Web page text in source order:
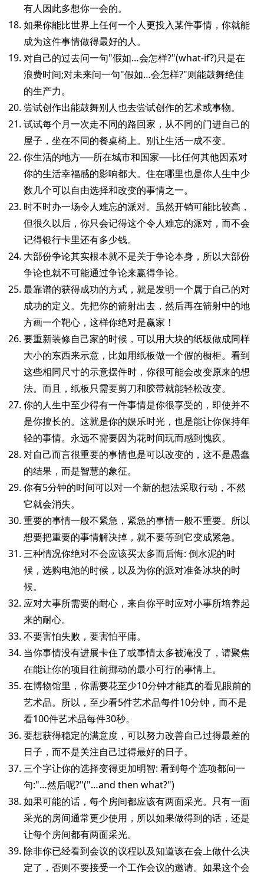
有人因此多想你一会的。
如果你能比世界上任何一个人更投入某件事情，你就能
成为这件事情做得最好的人。
对自己的过去问一句"假如…会怎样?"(what-if?)只是在
浪费时间;对未来问一句"假如…会怎样?"则能鼓舞绝佳
的生产力。
尝试创作出能鼓舞别人也去尝试创作的艺术或事物。
试试每个月一次走不同的路回家，从不同的门进自己的
屋子，坐在不同的餐桌椅上。别让生活一成不变。
你生活的地方──所在城市和国家──比任何其他因素对
你的生活幸福感的影响都大。住在哪里也是你人生中少
数几个可以自由选择和改变的事情之一。
时不时办一场令人难忘的派对。虽然开销可能比较高，
但很久以后，你只会记得这个令人难忘的派对，而不会
记得银行卡里还有多少钱。
大部份争论其实根本就不是关于争论本身，所以大部份
争论也就不可能通过争论来赢得争论。
最靠谱的获得成功的方式，就是发明一个属于自己的对
成功的定义。先把你的箭射出去，然后再在箭射中的地
方画一个靶心，这样你绝对是赢家！
要重新装修自己家的时候，可以用大块的纸板做成同样
大小的东西来示意，比如用纸板做一个假的橱柜。看到
这些相同尺寸的示意摆件时，你很可能会改变原来的想
法。而且，纸板只需要剪刀和胶带就能轻松改变。
你的人生中至少得有一件事情是你很享受的，即使并不
是你擅长的。这就是你的娱乐时光，也是能让你保持年
轻的事情。永远不需要因为花时间玩而感到愧疚。
对自己而言很重要的事情也是可以改变的，这不是愚蠢
的结果，而是智慧的象征。
你有5分钟的时间可以对一个新的想法采取行动，不然
它就会消失。
重要的事情一般不紧急，紧急的事情一般不重要。所以
想要把重要的事情解决掉，就不要等到它变成紧急。
三种情况你绝对不会应该买太多而后悔: 倒水泥的时
候，选购电池的时候，以及为你的派对准备冰块的时
候。
应对大事所需要的耐心，来自你平时应对小事所培养起
来的耐心。
不要害怕失败，要害怕平庸。
当你事情没有进展卡住了或事情太多被淹没了，请聚焦
在能让你的项目往前挪动的最小可行的事情上。
在博物馆里，你需要花至少10分钟才能真的看见眼前的
艺术品。所以，至少看5件艺术品每件10分钟，而不是
看100件艺术品每件30秒。
要想获得稳定的满意度，可以努力改善自己过得最差的
日子，而不是关注自己过得最好的日子。
三个字让你的选择变得更加明智: 看到每个选项都问一
句:"…然后呢?"("…and then what?")
如果可能的话，每个房间都应该有两面采光。只有一面
采光的房间通常更少使用，所以如果做得到的话，还是
让每个房间都有两面采光。
除非你已经看到会议的议程以及知道该在会上做什么决
定了，否则不要接受一个工作会议的邀请。如果这个会